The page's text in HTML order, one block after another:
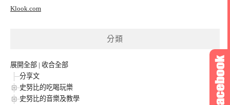
Klook.com
分類
展開全部 | 收合全部
分享文
史努比的吃喝玩樂
史努比的音樂及教學